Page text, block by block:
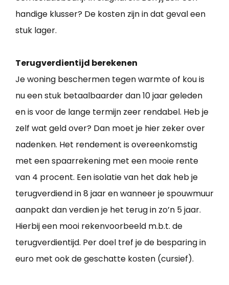
handige klusser? De kosten zijn in dat geval een
stuk lager.
Terugverdientijd berekenen
Je woning beschermen tegen warmte of kou is
nu een stuk betaalbaarder dan 10 jaar geleden
en is voor de lange termijn zeer rendabel. Heb je
zelf wat geld over? Dan moet je hier zeker over
nadenken. Het rendement is overeenkomstig
met een spaarrekening met een mooie rente
van 4 procent. Een isolatie van het dak heb je
terugverdiend in 8 jaar en wanneer je spouwmuur
aanpakt dan verdien je het terug in zo’n 5 jaar.
Hierbij een mooi rekenvoorbeeld m.b.t. de
terugverdientijd. Per doel tref je de besparing in
euro met ook de geschatte kosten (cursief).